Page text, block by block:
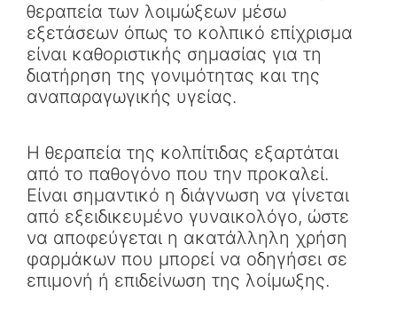
θεραπεία των λοιμώξεων μέσω
εξετάσεων όπως το κολπικό επίχρισμα
είναι καθοριστικής σημασίας για τη
διατήρηση της γονιμότητας και της
αναπαραγωγικής υγείας.
Η θεραπεία της κολπίτιδας εξαρτάται
από το παθογόνο που την προκαλεί.
Είναι σημαντικό η διάγνωση να γίνεται
από εξειδικευμένο γυναικολόγο, ώστε
να αποφεύγεται η ακατάλληλη χρήση
φαρμάκων που μπορεί να οδηγήσει σε
επιμονή ή επιδείνωση της λοίμωξης.